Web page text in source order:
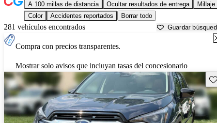
A 100 millas de distancia Ocultar resultados de entrega
Millaje
Color
Accidentes reportados Borrar todo
281 vehículos encontrados Guardar
Compra con precios transparentes.
Mostrar solo avisos que incluyan tasas del concesionario